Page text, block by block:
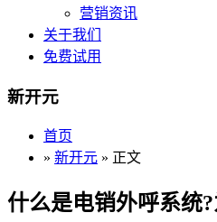
营销资讯
关于我们
免费试用
新开元
首页
» 新开元 » 正文
什么是电销外呼系统